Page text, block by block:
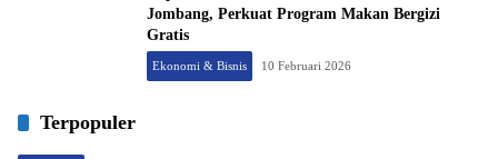
Jombang, Perkuat Program Makan Bergizi
Gratis
Ekonomi & Bisnis 10 Februari 2026
Terpopuler